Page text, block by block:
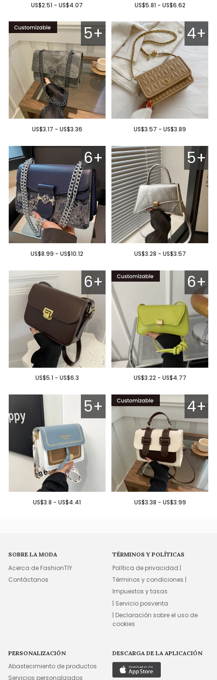
US$2.51 - US$4.07 US$5.81 - US$6.62
5+
US$3.17 - US$3.36
4+
US$3.57 - US$3.89
6+
US$8.99 - US$10.12
5+
US$3.28 - US$3.57
6+
US$5.1 - US$6.3
6+
US$3.22 - US$4.77
5+
US$3.8 - US$4.41
4+
US$3.38 - US$3.99
SOBRE LA MODA
Acerca de FashionTIY
Contáctanos
TÉRMINOS Y POLÍTICAS
Política de privacidad |
Términos y condiciones |
Impuestos y tasas
| Servicio posventa
| Declaración sobre el uso de
cookies
PERSONALIZACIÓN
Abastecimiento de productos
Servicios personalizados
DESCARGA DE LA APLICACIÓN